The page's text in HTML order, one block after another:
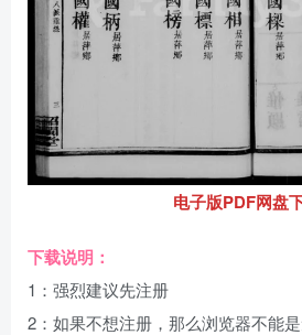
电子版PDF网盘
下载说明：
1：强烈建议先注册
2：如果不想注册，那么浏览器不能